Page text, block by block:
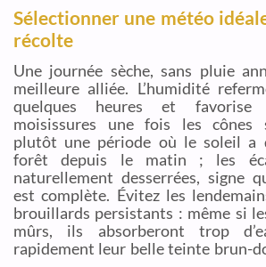
Sélectionner une météo
récolte
Une journée sèche, sans pluie
meilleure alliée. L’humidité
quelques heures et favorise
moisissures une fois les cônes
plutôt une période où le soleil a
forêt depuis le matin ; les
naturellement desserrées, signe
est complète. Évitez les
brouillards persistants : même si
mûrs, ils absorberont trop
rapidement leur belle teinte brun-